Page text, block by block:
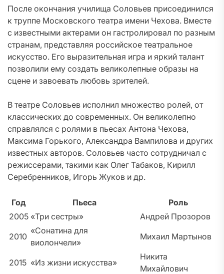
После окончания училища Соловьев присоединился
к труппе Московского театра имени Чехова. Вместе
с известными актерами он гастролировал по разным
странам, представляя российское театральное
искусство. Его выразительная игра и яркий талант
позволили ему создать великолепные образы на
сцене и завоевать любовь зрителей.
В театре Соловьев исполнил множество ролей, от
классических до современных. Он великолепно
справлялся с ролями в пьесах Антона Чехова,
Максима Горького, Александра Вампилова и других
известных авторов. Соловьев часто сотрудничал с
режиссерами, такими как Олег Табаков, Кирилл
Серебренников, Игорь Жуков и др.
Год Пьеса
Роль
2005 «Три сестры»
Андрей Прозоров
2010
«Сонатина для
виолончели»
Михаил Мартынов
2015 «Из жизни искусства»
Никита
Михайлович